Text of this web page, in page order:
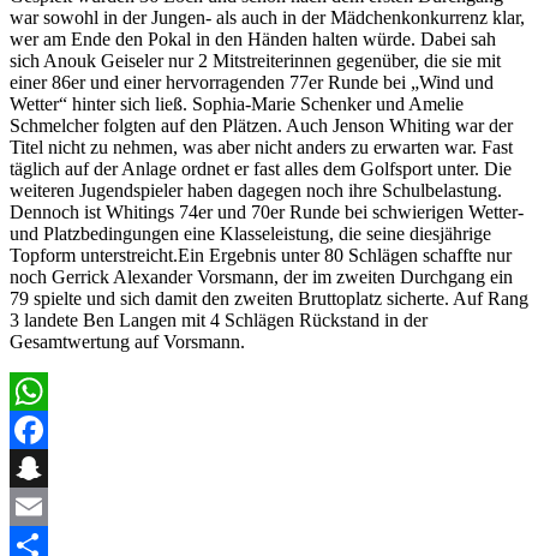
war sowohl in der Jungen- als auch in der Mädchenkonkurrenz klar,
wer am Ende den Pokal in den Händen halten würde. Dabei sah
sich Anouk Geiseler nur 2 Mitstreiterinnen gegenüber, die sie mit
einer 86er und einer hervorragenden 77er Runde bei „Wind und
Wetter“ hinter sich ließ. Sophia-Marie Schenker und Amelie
Schmelcher folgten auf den Plätzen. Auch Jenson Whiting war der
Titel nicht zu nehmen, was aber nicht anders zu erwarten war. Fast
täglich auf der Anlage ordnet er fast alles dem Golfsport unter. Die
weiteren Jugendspieler haben dagegen noch ihre Schulbelastung.
Dennoch ist Whitings 74er und 70er Runde bei schwierigen Wetter-
und Platzbedingungen eine Klasseleistung, die seine diesjährige
Topform unterstreicht.Ein Ergebnis unter 80 Schlägen schaffte nur
noch Gerrick Alexander Vorsmann, der im zweiten Durchgang ein
79 spielte und sich damit den zweiten Bruttoplatz sicherte. Auf Rang
3 landete Ben Langen mit 4 Schlägen Rückstand in der
Gesamtwertung auf Vorsmann.
WhatsApp
Facebook
Snapchat
Email